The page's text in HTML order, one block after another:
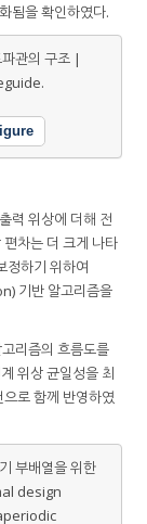
됨을 확인하였다.
관의 구조 |
력 위상에 더해 전
차는 더 크게 나타
정하기 위하여
기반 알고리즘을
리즘의 흐름도를
위상 균일성을 최
로 함께 반영하였
부배열을 위한
design